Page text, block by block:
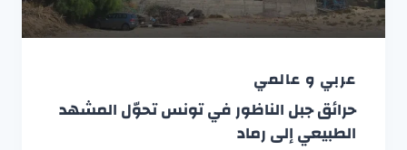
عربي و عالمي
حرائق جبل الناظور في تونس تحوّل المشهد
الطبيعي إلى رماد